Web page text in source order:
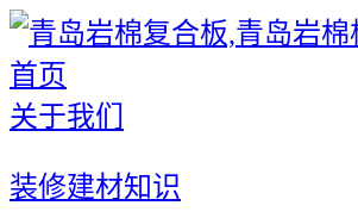
首页
关于我们
装修建材知识